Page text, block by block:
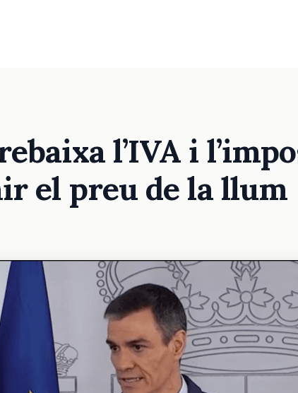
l’IVA i
el preu de la llum